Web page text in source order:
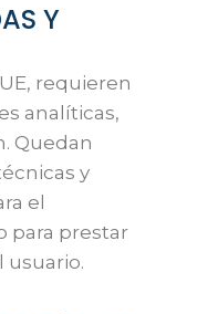
requieren
analíticas,
Quedan
y
el
para prestar
usuario.